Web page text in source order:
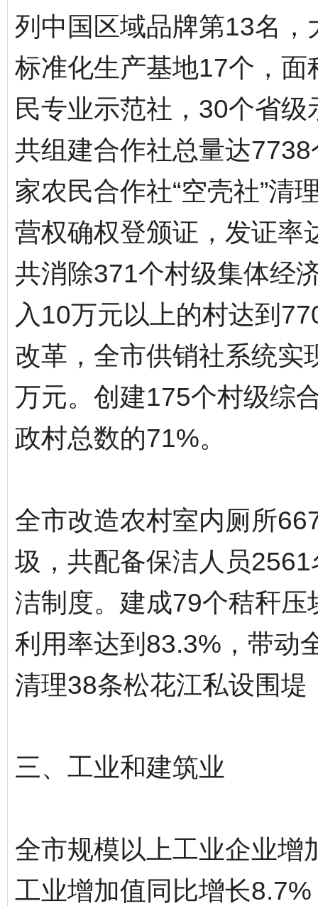
列中国区域品牌第13名
标准化生产基地17个，
民专业示范社，30个省
共组建合作社总量达
家农民合作社“空壳社”清
营权确权登颁证，发证率
共消除371个村级集体经
入10万元以上的村达到
改革，全市供销社系统实
万元。创建175个村级综
政村总数的71%。
全市改造农村室内厕所
圾，共配备保洁人员
洁制度。建成79个秸秆
利用率达到83.3%，带动
清理38条松花江私设围
三、工业和建筑业
全市规模以上工业企业增
工业增加值同比增长